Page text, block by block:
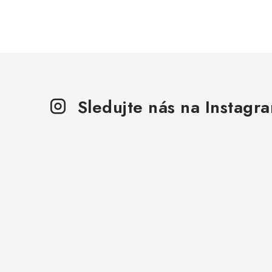
Sledujte nás na